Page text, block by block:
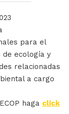
para el
de ecología y
relacionadas
a cargo
haga click